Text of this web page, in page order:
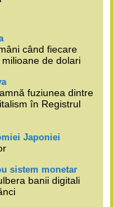
când fiecare
milioane de dolari
fuziunea dintre
în Registrul
Japoniei
sistem monetar
banii digitali